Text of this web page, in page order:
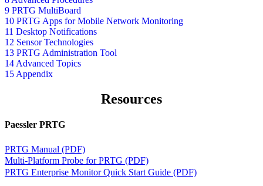
9 PRTG MultiBoard
10 PRTG Apps for Mobile Network Monitoring
11 Desktop Notifications
12 Sensor Technologies
13 PRTG Administration Tool
14 Advanced Topics
15 Appendix
Resources
Paessler PRTG
PRTG Manual (PDF)
Multi-Platform Probe for PRTG (PDF)
PRTG Enterprise Monitor Quick Start Guide (PDF)